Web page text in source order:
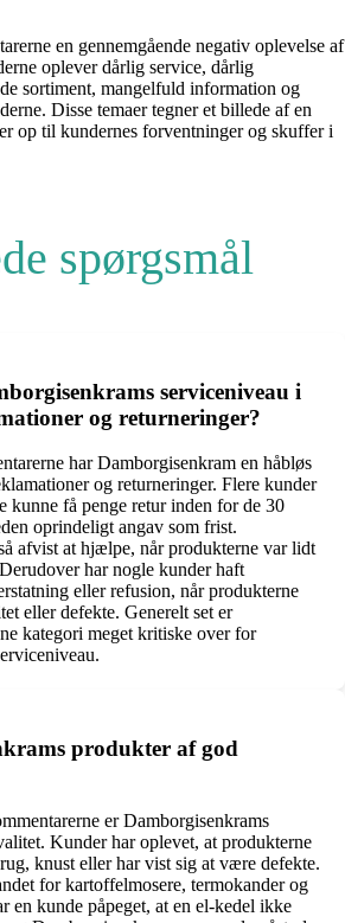
en gennemgående negativ oplevelse af
oplever dårlig service, dårlig
sortiment, mangelfuld information og
Disse temaer tegner et billede af en
op til kundernes forventninger og skuffer i
spørgsmål
serviceniveau i
og returneringer?
har Damborgisenkram en håbløs
og returneringer. Flere kunder
kunne få penge retur inden for de 30
oprindeligt angav som frist.
afvist at hjælpe, når produkterne var lidt
har nogle kunder haft
eller refusion, når produkterne
eller defekte. Generelt set er
kategori meget kritiske over for
produkter af god
er Damborgisenkrams
Kunder har oplevet, at produkterne
knust eller har vist sig at være defekte.
for kartoffelmosere, termokander og
en kunde påpeget, at en el-kedel ikke